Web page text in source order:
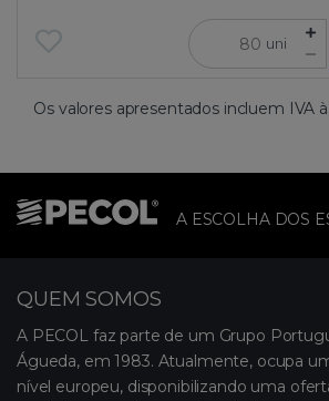
uni
Os valores apresentados incluem IVA
A ESCOLHA DOS
QUEM SOMOS
A PECOL faz parte de um Grupo
Águeda, em 1983. Atualmente, ocupa
nível europeu, disponibilizando uma